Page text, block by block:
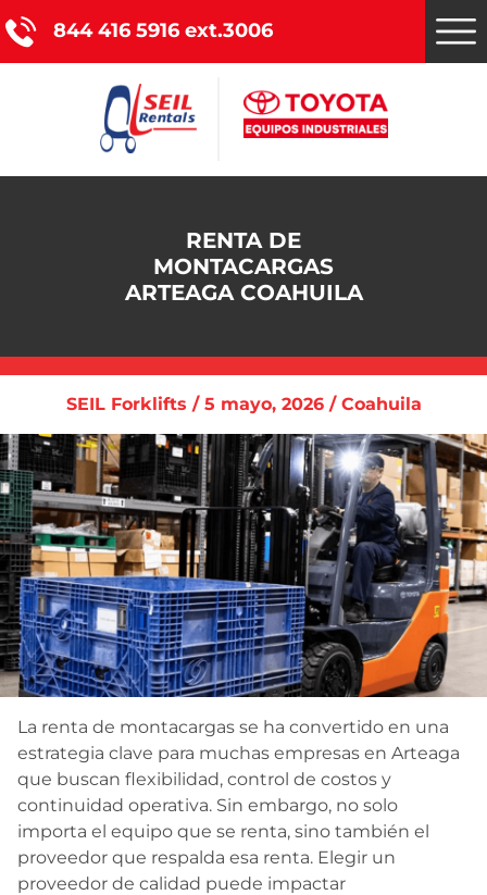
844 416 5916 ext.3006
Catálogo de productos
Promociones
Nosotros
Blog
Contacto
RENTA DE
MONTACARGAS
ARTEAGA COAHUILA
SEIL Forklifts / 5 mayo, 2026 / Coahuila
La renta de montacargas se ha convertido en una
estrategia clave para muchas empresas en Arteaga
que buscan flexibilidad, control de costos y
continuidad operativa. Sin embargo, no solo
importa el equipo que se renta, sino también el
proveedor que respalda esa renta. Elegir un
proveedor de calidad puede impactar